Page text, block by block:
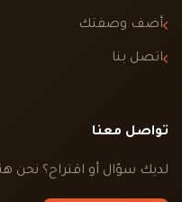
أضف وصفتك
اتصل بنا
تواصل معنا
لديك سؤال أو اقتراح؟ نحن